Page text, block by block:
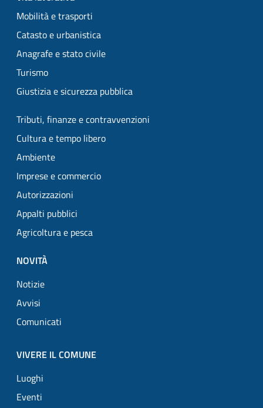
Mobilità e trasporti
Catasto e urbanistica
Anagrafe e stato civile
Turismo
Giustizia e sicurezza pubblica
Tributi, finanze e contravvenzioni
Cultura e tempo libero
Ambiente
Imprese e commercio
Autorizzazioni
Appalti pubblici
Agricoltura e pesca
NOVITÀ
Notizie
Avvisi
Comunicati
VIVERE IL COMUNE
Luoghi
Eventi